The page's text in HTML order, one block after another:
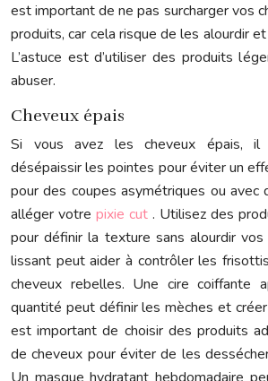
est important de ne pas surcharger vos
produits, car cela risque de les alourdir
L’astuce est d’utiliser des produits
abuser.
Cheveux épais
Si vous avez les cheveux épais,
désépaissir les pointes pour éviter un
pour des coupes asymétriques ou avec
alléger votre pixie cut . Utilisez des
pour définir la texture sans alourdir vos
lissant peut aider à contrôler les
cheveux rebelles. Une cire coiffante
quantité peut définir les mèches et
est important de choisir des produits
de cheveux pour éviter de les